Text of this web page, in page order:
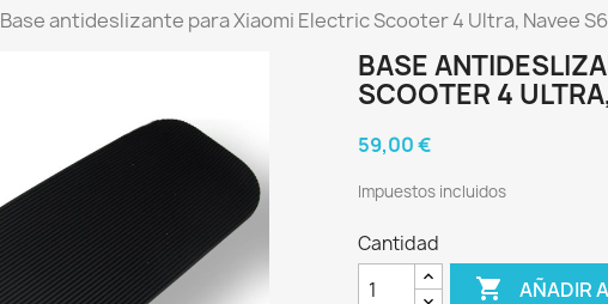
Base antideslizante para Xiaomi Electric Scooter 4 Ultra, Navee
BASE
SCOOTER 4
59,00 €
Impuestos incluidos
Cantidad
 AÑADIR